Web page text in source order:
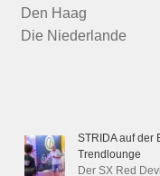
Den Haag
Die Niederlande
STRIDA auf der
Trendlounge
Der SX Red